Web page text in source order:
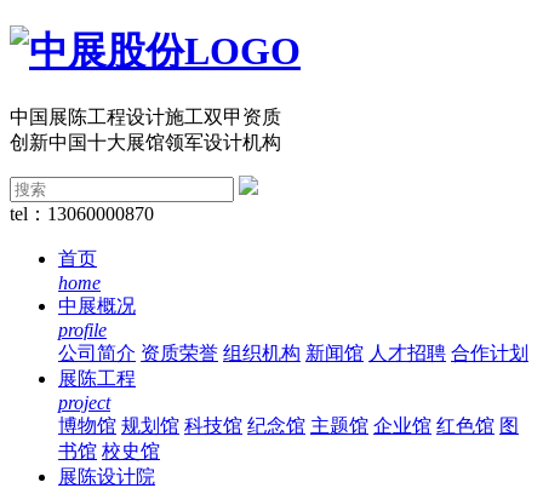
中国展陈工程设计施工双甲资质
创新中国十大展馆领军设计机构
tel：13060000870
首页
home
中展概况
profile
公司简介 资质荣誉 组织机构 新闻馆 人才招聘 合作计划
展陈工程
project
博物馆 规划馆 科技馆 纪念馆 主题馆 企业馆 红色馆 图
书馆 校史馆
展陈设计院